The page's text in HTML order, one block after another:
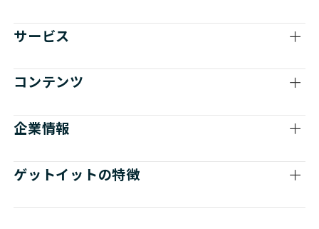
サービス
コンテンツ
企業情報
ゲットイットの特徴